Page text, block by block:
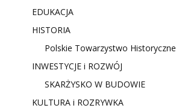
EDUKACJA
HISTORIA
Polskie Towarzystwo Historyczne
INWESTYCJE i ROZWÓJ
SKARŻYSKO W BUDOWIE
KULTURA i ROZRYWKA